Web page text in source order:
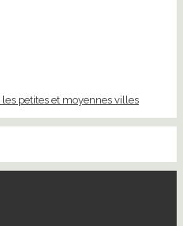
petites et moyennes villes